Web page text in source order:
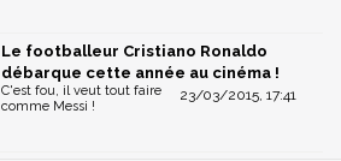
Le footballeur Cristiano Ronaldo
débarque cette année au cinéma !
23/03/2015, 17:41
C'est fou, il veut tout faire
comme Messi !